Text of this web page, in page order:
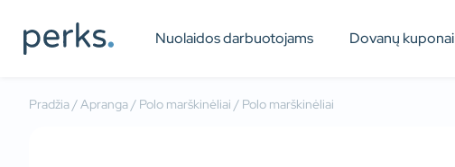
Nuolaidos darbuotojams Dovanų kuponai
Pradžia/Apranga/ Polo marškinėliai / Polo marškinėliai